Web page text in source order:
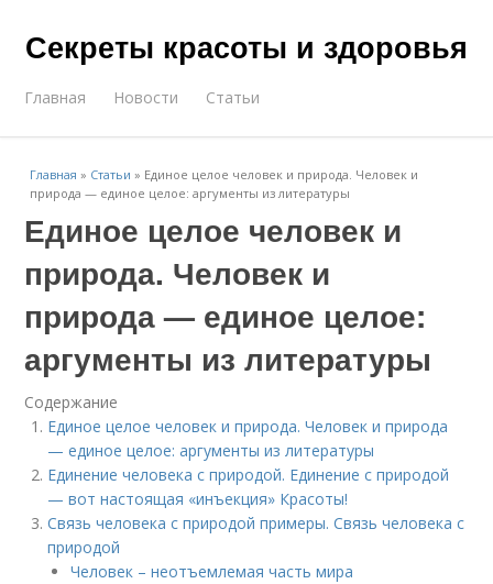
Секреты красоты и здоровья
Главная Новости Статьи
Главная » Статьи » Единое целое человек и природа. Человек и
природа — единое целое: аргументы из литературы
Единое целое человек и
природа. Человек и
природа — единое целое:
аргументы из литературы
Содержание
Единое целое человек и природа. Человек и природа
— единое целое: аргументы из литературы
Единение человека с природой. Единение с природой
— вот настоящая «инъекция» Красоты!
Связь человека с природой примеры. Связь человека с
природой
Человек – неотъемлемая часть мира